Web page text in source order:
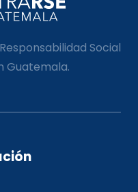
Social
Guatemala.